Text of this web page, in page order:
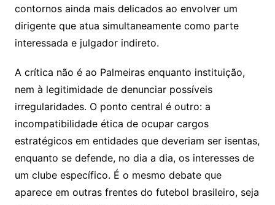
contornos ainda mais delicados ao envolver um
dirigente que atua simultaneamente como parte
interessada e julgador indireto.
A crítica não é ao Palmeiras enquanto instituição,
nem à legitimidade de denunciar possíveis
irregularidades. O ponto central é outro: a
incompatibilidade ética de ocupar cargos
estratégicos em entidades que deveriam ser isentas,
enquanto se defende, no dia a dia, os interesses de
um clube específico. É o mesmo debate que
aparece em outras frentes do futebol brasileiro, seja